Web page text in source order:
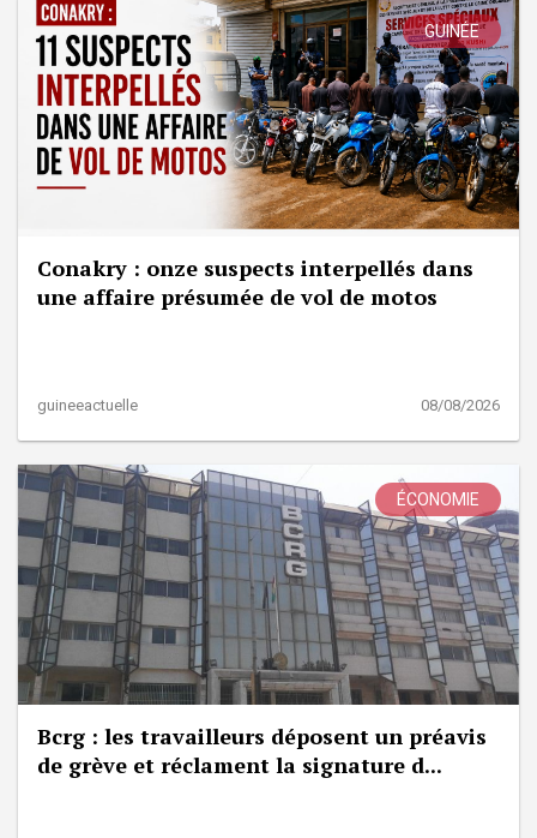
GUINÉE
Conakry : onze suspects interpellés dans
une affaire présumée de vol de motos
guineeactuelle 08/08/2026
ÉCONOMIE
Bcrg : les travailleurs déposent un préavis
de grève et réclament la signature d...